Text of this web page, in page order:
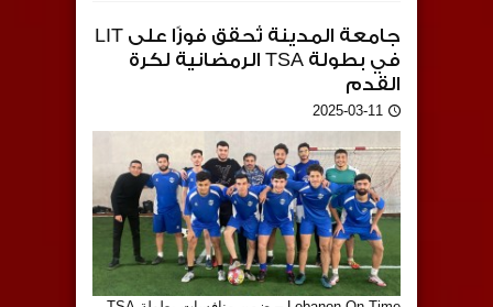
جامعة المدينة تُحقق فوزًا على LIT
في بطولة TSA الرمضانية لكرة
القدم
2025-03-11